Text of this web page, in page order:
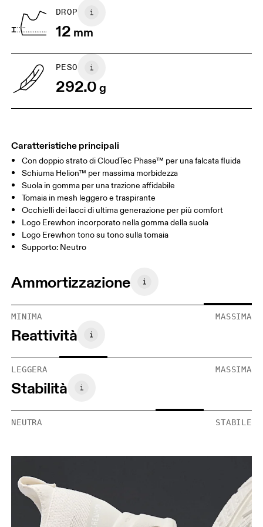
US
Scorri in orizzontale per visualizzare la tabella
DROP
12 mm
PESO
292.0g
Caratteristiche principali
Con doppio strato di CloudTec Phase™ per una falcata fluida
Schiuma Helion™ per massima morbidezza
Suola in gomma per una trazione affidabile
Tomaia in mesh leggero e traspirante
Occhielli dei lacci di ultima generazione per più comfort
Logo Erewhon incorporato nella gomma della suola
Logo Erewhon tono su tono sulla tomaia
Supporto: Neutro
Ammortizzazione
MINIMA MASSIMA
Reattività
LEGGERA MASSIMA
Stabilità
NEUTRA STABILE